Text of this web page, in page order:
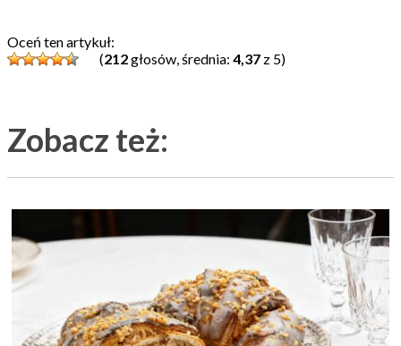
Oceń ten artykuł:
(212głosów, średnia: 4,37 z 5)
Zobacz też: